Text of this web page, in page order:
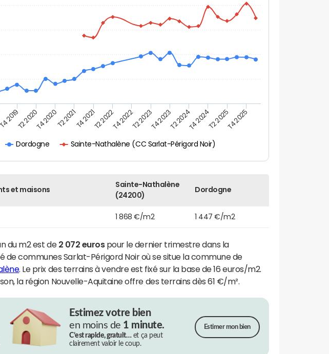
Dordogne Sainte-Nathalène (CC Sarlat-Périgord Noir)
2019T2 2020T4 2020T2 2021T4 2021T2 2022T4 2022T2 2023T4 2023T2 2024T4 2024T2 2025T4 2025
et maisons
Sainte-Nathalène
(24200)
Dordogne
1 868 €/m2 1 447 €/m2
du m2 est de 2 072 eurospour le dernier trimestre dans la
de communes Sarlat-Périgord Noir où se situe la commune de
. Le prix des terrains à vendre est fixé sur la base de 16 euros/m2.
la région Nouvelle-Aquitaine offre des terrains dès 61 €/m².
Estimez votre bien
en moins de 1 minute.
C’est rapide, gratuit…et ça peut
clairement valoir le coup.
Estimer mon bien